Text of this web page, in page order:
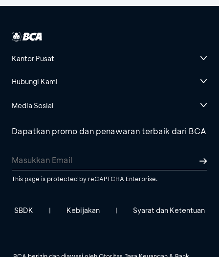
Kantor Pusat
Hubungi Kami
Media Sosial
Dapatkan promo dan penawaran terbaik dari BCA
This page is protected by reCAPTCHA Enterprise.
SBDK | Kebijakan | Syarat dan Ketentuan